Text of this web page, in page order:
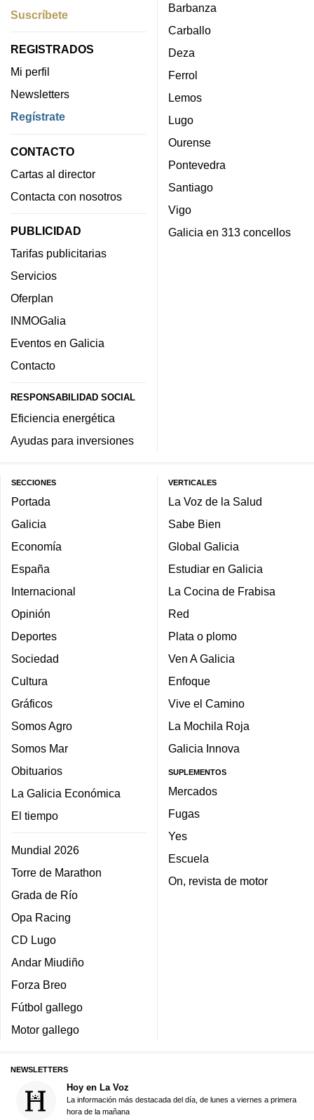
Suscríbete
REGISTRADOS
Mi perfil
Newsletters
Regístrate
CONTACTO
Cartas al director
Contacta con nosotros
PUBLICIDAD
Tarifas publicitarias
Servicios
Oferplan
INMOGalia
Eventos en Galicia
Contacto
RESPONSABILIDAD SOCIAL
Eficiencia energética
Ayudas para inversiones
Barbanza
Carballo
Deza
Ferrol
Lemos
Lugo
Ourense
Pontevedra
Santiago
Vigo
Galicia en 313 concellos
SECCIONES
Portada
Galicia
Economía
España
Internacional
Opinión
Deportes
Sociedad
Cultura
Gráficos
Somos Agro
Somos Mar
Obituarios
La Galicia Económica
El tiempo
Mundial 2026
Torre de Marathon
Grada de Río
Opa Racing
CD Lugo
Andar Miudiño
Forza Breo
Fútbol gallego
Motor gallego
VERTICALES
La Voz de la Salud
Sabe Bien
Global Galicia
Estudiar en Galicia
La Cocina de Frabisa
Red
Plata o plomo
Ven A Galicia
Enfoque
Vive el Camino
La Mochila Roja
Galicia Innova
SUPLEMENTOS
Mercados
Fugas
Yes
Escuela
On, revista de motor
NEWSLETTERS
Hoy en La Voz
La información más destacada del día, de lunes a viernes a primera
hora de la mañana